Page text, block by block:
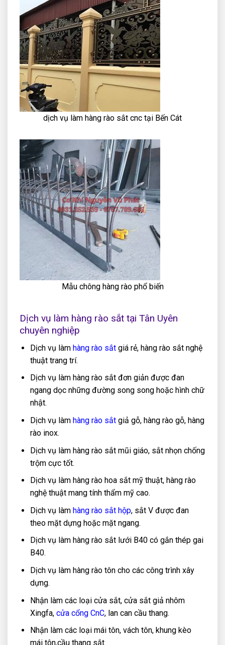
dịch vụ làm hàng rào sắt cnc tại Bến Cát
Mẫu chông hàng rào phổ biến
Dịch vụ làm hàng rào sắt tại Tân Uyên
chuyên nghiệp
Dịch vụ làm hàng rào sắtgiá rẻ, hàng rào sắt nghệ
thuật trang trí.
Dịch vụ làm hàng rào sắt đơn giản được đan
ngang dọc những đường song song hoặc hình chữ
nhật.
Dịch vụ làm hàng rào sắtgiả gỗ, hàng rào gỗ, hàng
rào inox.
Dịch vụ làm hàng rào sắt mũi giáo, sắt nhọn chống
trộm cực tốt.
Dịch vụ làm hàng rào hoa sắt mỹ thuật, hàng rào
nghệ thuật mang tính thẩm mỹ cao.
Dịch vụ làm hàng rào sắt hộp, sắt V được đan
theo mặt dựng hoặc mặt ngang.
Dịch vụ làm hàng rào sắt lưới B40 có gắn thép gai
B40.
Dịch vụ làm hàng rào tôn cho các công trình xây
dựng.
Nhận làm các loại cửa sắt, cửa sắt giả nhôm
Xingfa, cửa cổng CnC, lan can cầu thang.
Nhận làm các loại mái tôn, vách tôn, khung kèo
mái tôn,cầu thang sắt.